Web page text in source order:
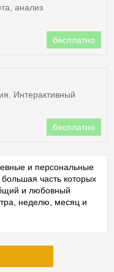
анализ
бесплатно
Интерактивный
бесплатно
и персональные
часть которых
и любовный
неделю, месяц и